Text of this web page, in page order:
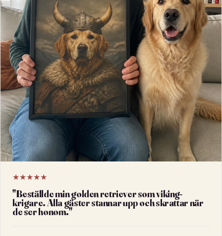
★★★★★
"Beställde min golden retriever som viking-
krigare. Alla gäster stannar upp och skrattar när
de ser honom."